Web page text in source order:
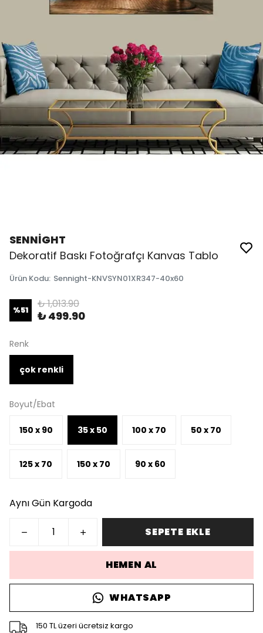
SENNİGHT
Dekoratif Baskı Fotoğrafçı Kanvas Tablo
Ürün Kodu: Sennight-KNVSYN01XR347-40x60
%51 ₺ 1,013.90
₺ 499.90
Renk
çok renkli
Boyut/Ebat
150 x 90 35 x 50 100 x 70 50 x 70
125 x 70 150 x 70 90 x 60
Aynı Gün Kargoda
SEPETE EKLE
HEMEN AL
WHATSAPP
150 TL üzeri ücretsiz kargo